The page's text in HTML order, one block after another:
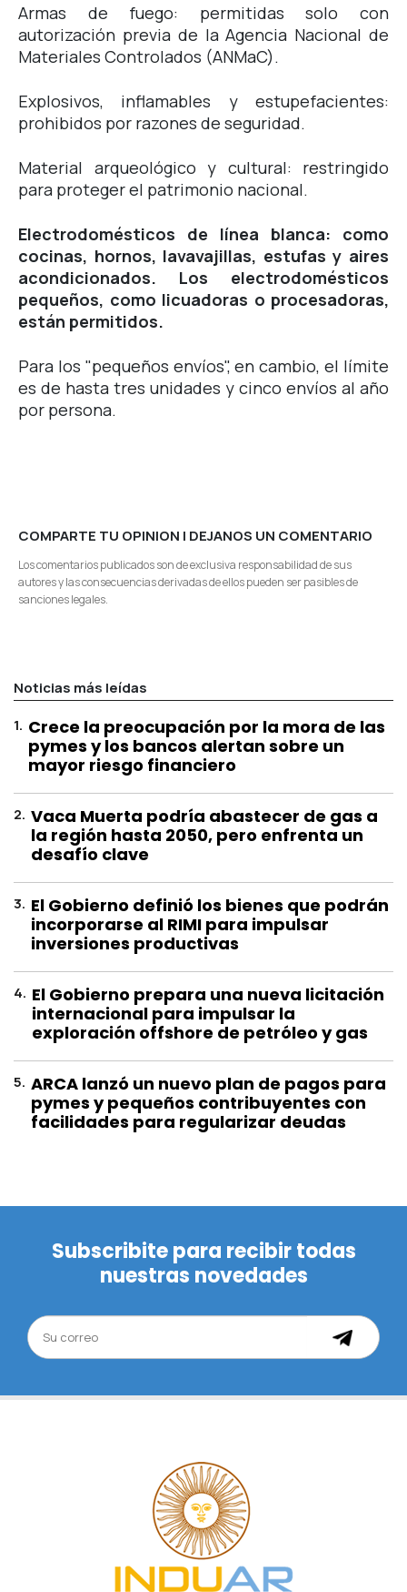
Armas de fuego: permitidas solo con
autorización previa de la Agencia Nacional de
Materiales Controlados (ANMaC).
Explosivos, inflamables y estupefacientes:
prohibidos por razones de seguridad.
Material arqueológico y cultural: restringido
para proteger el patrimonio nacional.
Electrodomésticos de línea blanca: como
cocinas, hornos, lavavajillas, estufas y aires
acondicionados. Los electrodomésticos
pequeños, como licuadoras o procesadoras,
están permitidos.
Para los "pequeños envíos", en cambio, el límite
es de hasta tres unidades y cinco envíos al año
por persona.
COMPARTE TU OPINION | DEJANOS UN COMENTARIO
Los comentarios publicados son de exclusiva responsabilidad de sus
autores y las consecuencias derivadas de ellos pueden ser pasibles de
sanciones legales.
Noticias más leídas
1. Crece la preocupación por la mora de las
pymes y los bancos alertan sobre un
mayor riesgo financiero
2. Vaca Muerta podría abastecer de gas a
la región hasta 2050, pero enfrenta un
desafío clave
3. El Gobierno definió los bienes que podrán
incorporarse al RIMI para impulsar
inversiones productivas
4. El Gobierno prepara una nueva licitación
internacional para impulsar la
exploración offshore de petróleo y gas
5. ARCA lanzó un nuevo plan de pagos para
pymes y pequeños contribuyentes con
facilidades para regularizar deudas
Subscribite para recibir todas
nuestras novedades